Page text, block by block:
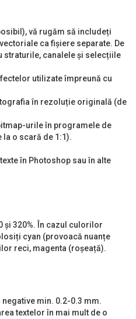
vă rugăm să includeți
ca fișiere separate. De
straturile, canalele și selecțiile
utilizate împreună cu
în rezoluție originală (de
urile în programele de
la o scară de 1:1).
în Photoshop sau în alte
și 320%. În cazul culorilor
cyan (provoacă nuanțe
reci, magenta (roșeață).
min. 0.2-0.3 mm.
textelor în mai mult de o